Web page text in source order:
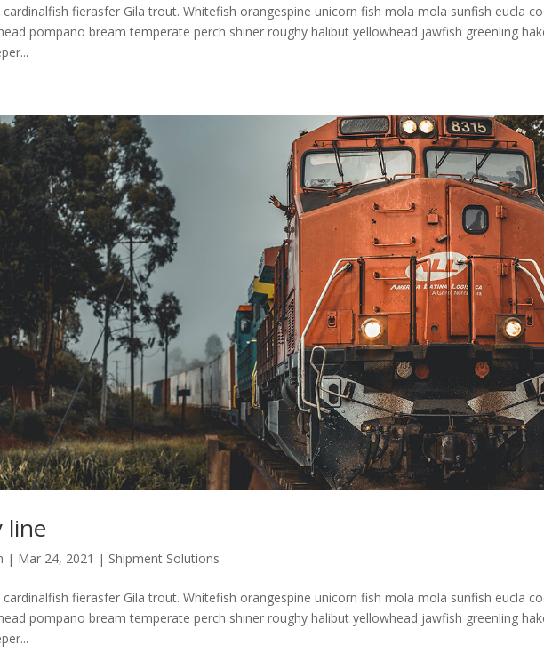
fierasfer Gila trout. Whitefish orangespine unicorn fish mola mola sunfish eucla
pompano bream temperate perch shiner roughy halibut yellowhead jawfish greenling
line
| Mar 24, 2021 | Shipment Solutions
fierasfer Gila trout. Whitefish orangespine unicorn fish mola mola sunfish eucla
pompano bream temperate perch shiner roughy halibut yellowhead jawfish greenling